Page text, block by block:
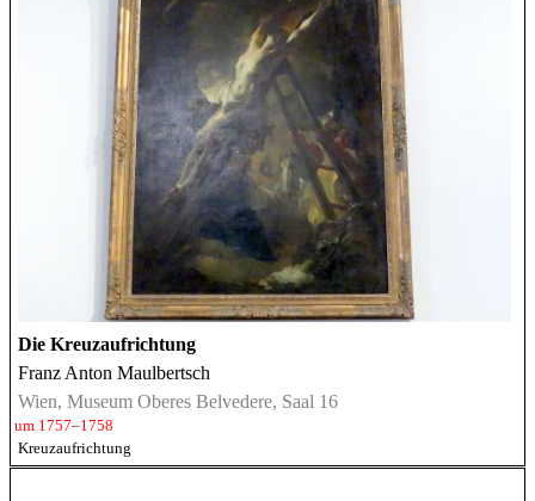
Die Kreuzaufrichtung
Franz Anton Maulbertsch
Wien, Museum Oberes Belvedere, Saal 16
um 1757–1758
Kreuzaufrichtung